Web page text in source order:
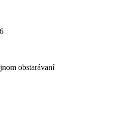
obstarávaní